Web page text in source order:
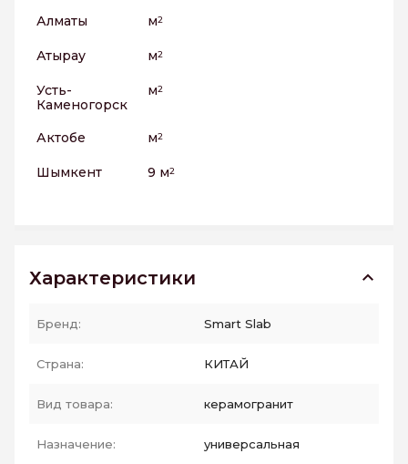
Алматы м2
Атырау м2
Усть-
Каменогорск
м2
Актобе м2
Шымкент 9 м2
Характеристики
Бренд: Smart Slab
Страна: КИТАЙ
Вид товара: керамогранит
Назначение: универсальная